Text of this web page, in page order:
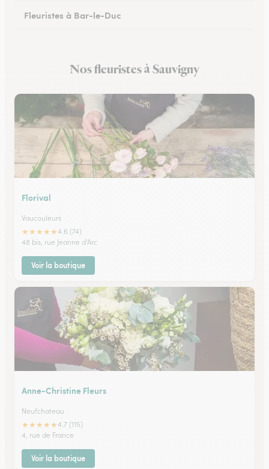
Fleuristes à Bar-le-Duc
Fleuristes à Clermont-en-Argonne
Nos fleuristes à Sauvigny
Florival
Vaucouleurs
★★★★★4.6 (74)
48 bis, rue Jeanne d'Arc
Voir la boutique
Anne-Christine Fleurs
Neufchateau
★★★★★4.7 (115)
4, rue de France
Voir la boutique